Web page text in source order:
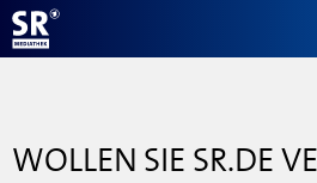
WOLLEN SIE SR.DE